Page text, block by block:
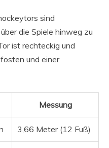
sind
die Spiele hinweg zu
ist rechteckig und
und einer
Messung
3,66 Meter (12 Fuß)